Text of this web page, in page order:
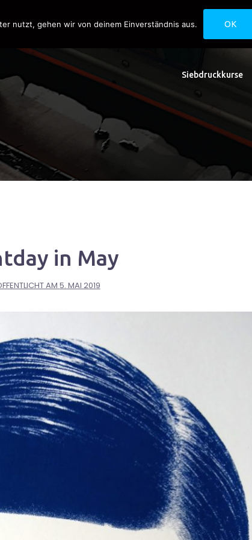
Siebdruckkurse
in May
AM 5. MAI 2019
nutzt, gehen wir von deinem Einverständnis aus. OK